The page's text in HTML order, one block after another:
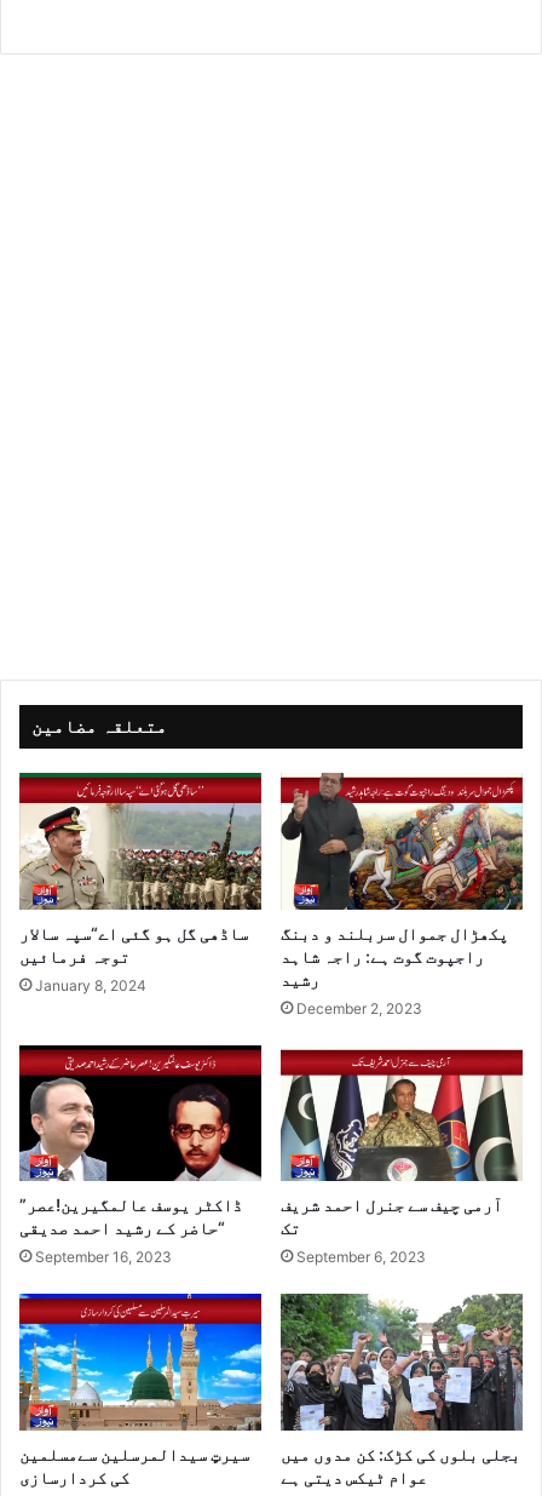
متعلقہ مضامین
ساڈھی گل ہو گئی اے“سپہ سالار
توجہ فرمائیں
January 8, 2024
پکھڑال جموال سربلند و دبنگ
راجپوت گوت ہے: راجہ شاہد
رشید
December 2, 2023
”ڈاکٹر یوسف عالمگیرین!عصر
حاضر کے رشید احمد صدیقی“
September 16, 2023
آرمی چیف سے جنرل احمد شریف
تک
September 6, 2023
سیرتٍ سیدالمرسلین سےمسلمین
کی کردارسازی
بجلی بلوں کی کڑک: کن مدوں میں
عوام ٹیکس دیتی ہے